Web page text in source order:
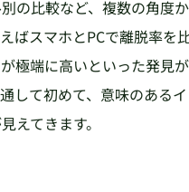
の比較など、複数の角度
ばスマホとPCで離脱率を
極端に高いといった発見
して初めて、意味のある
えてきます。